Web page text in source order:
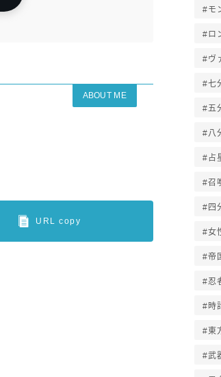
ABOUT ME
URL copy
モ
ロ
ヴ
七
五
八
占
召
四
女
帝
忍
時
東
武